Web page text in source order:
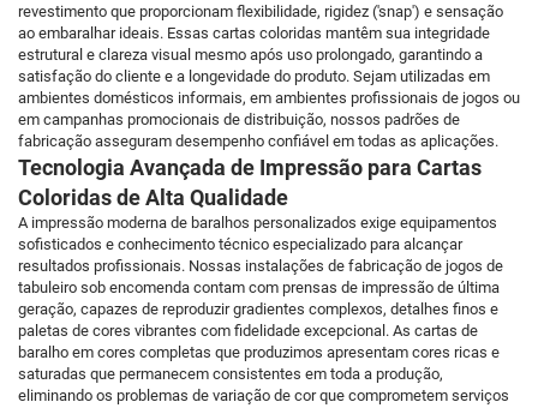
revestimento que proporcionam flexibilidade, rigidez ('snap') e sensação
ao embaralhar ideais. Essas cartas coloridas mantêm sua integridade
estrutural e clareza visual mesmo após uso prolongado, garantindo a
satisfação do cliente e a longevidade do produto. Sejam utilizadas em
ambientes domésticos informais, em ambientes profissionais de jogos ou
em campanhas promocionais de distribuição, nossos padrões de
fabricação asseguram desempenho confiável em todas as aplicações.
Tecnologia Avançada de Impressão para Cartas
Coloridas de Alta Qualidade
A impressão moderna de baralhos personalizados exige equipamentos
sofisticados e conhecimento técnico especializado para alcançar
resultados profissionais. Nossas instalações de fabricação de jogos de
tabuleiro sob encomenda contam com prensas de impressão de última
geração, capazes de reproduzir gradientes complexos, detalhes finos e
paletas de cores vibrantes com fidelidade excepcional. As cartas de
baralho em cores completas que produzimos apresentam cores ricas e
saturadas que permanecem consistentes em toda a produção,
eliminando os problemas de variação de cor que comprometem serviços